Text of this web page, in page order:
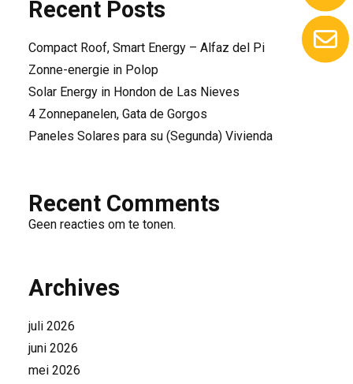
Recent Posts
Compact Roof, Smart Energy – Alfaz del Pi
Zonne-energie in Polop
Solar Energy in Hondon de Las Nieves
4 Zonnepanelen, Gata de Gorgos
Paneles Solares para su (Segunda) Vivienda
Recent Comments
Geen reacties om te tonen.
Archives
juli 2026
juni 2026
mei 2026